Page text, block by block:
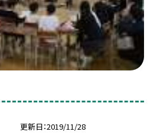
更新日 2019/11/28